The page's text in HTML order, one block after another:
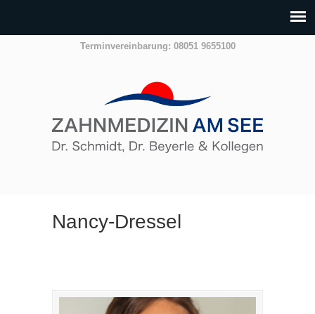
Terminvereinbarung: 08051 9655100
Nancy-Dressel